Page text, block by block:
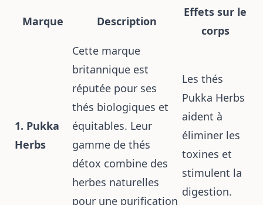
Marque Description
Effets sur le
corps
1. Pukka
Herbs
Cette marque
britannique est
réputée pour ses
thés biologiques et
équitables. Leur
gamme de thés
détox combine des
herbes naturelles
pour une purification
Les thés
Pukka Herbs
aident à
éliminer les
toxines et
stimulent la
digestion.